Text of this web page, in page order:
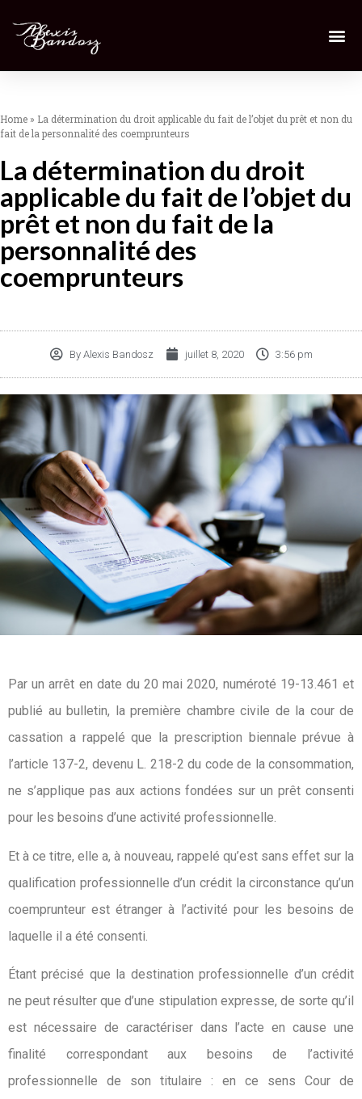
Home » La détermination du droit applicable du fait de l’objet du prêt et non du
fait de la personnalité des coemprunteurs
La détermination du droit
applicable du fait de l’objet du
prêt et non du fait de la
personnalité des
coemprunteurs
ByAlexis Bandosz juillet 8, 2020 3:56 pm
Par un arrêt en date du 20 mai 2020, numéroté 19-13.461 et
publié au bulletin, la première chambre civile de la cour de
cassation a rappelé que la prescription biennale prévue à
l’article 137-2, devenu L. 218-2 du code de la consommation,
ne s’applique pas aux actions fondées sur un prêt consenti
pour les besoins d’une activité professionnelle.
Et à ce titre, elle a, à nouveau, rappelé qu’est sans effet sur la
qualification professionnelle d’un crédit la circonstance qu’un
coemprunteur est étranger à l’activité pour les besoins de
laquelle il a été consenti.
Étant précisé que la destination professionnelle d’un crédit
ne peut résulter que d’une stipulation expresse, de sorte qu’il
est nécessaire de caractériser dans l’acte en cause une
finalité correspondant aux besoins de l’activité
professionnelle de son titulaire : en ce sens Cour de